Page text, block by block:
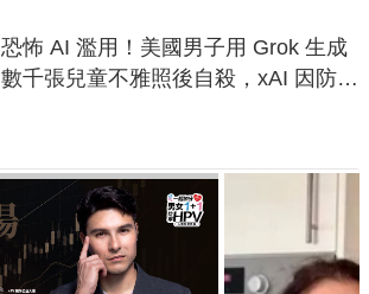
恐怖 AI 濫用！美國男子用 Grok 生成
數千張兒童不雅照後自殺，xAI 因防護